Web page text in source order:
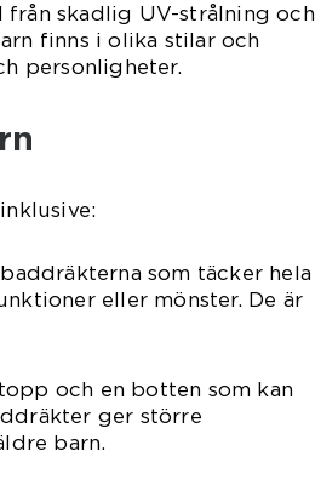
skadlig UV-strålning och
finns i olika stilar och
personligheter.
som täcker hela
eller mönster. De är
och en botten som kan
ger större
barn.